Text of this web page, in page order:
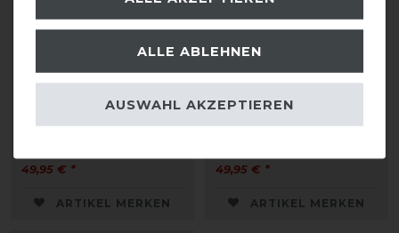
49,95 € *
ARTIKEL MERKEN
QHP Q-Cross
49,95 € *
ARTIKEL MERKEN
ALLE ABLEHNEN
AUSWAHL AKZEPTIEREN